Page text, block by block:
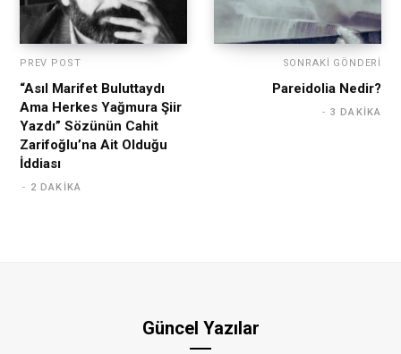
PREV POST
“Asıl Marifet Buluttaydı
Ama Herkes Yağmura Şiir
Yazdı” Sözünün Cahit
Zarifoğlu’na Ait Olduğu
İddiası
2 DAKIKA
SONRAKI GÖNDERI
Pareidolia Nedir?
3 DAKIKA
Güncel Yazılar